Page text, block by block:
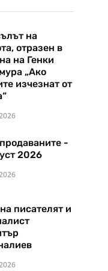
на
отразен в
на Генки
„Ако
изчезнат от
-
2026
писателят и